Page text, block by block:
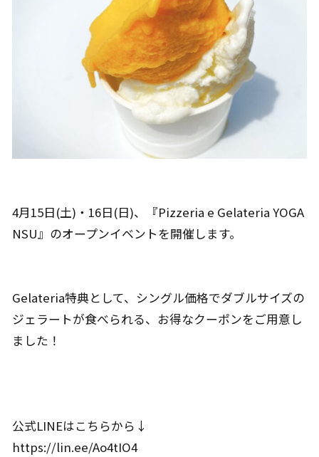
4月15日(土)・16日(日)、『Pizzeria e Gelateria YOGA
NSU』のオープンイベントを開催します。
Gelateria特典として、シングル価格でダブルサイズの
ジェラートが食べられる、お得なクーポンをご用意し
ました！
公式LINEはこちらから↓
https://lin.ee/Ao4tIO4